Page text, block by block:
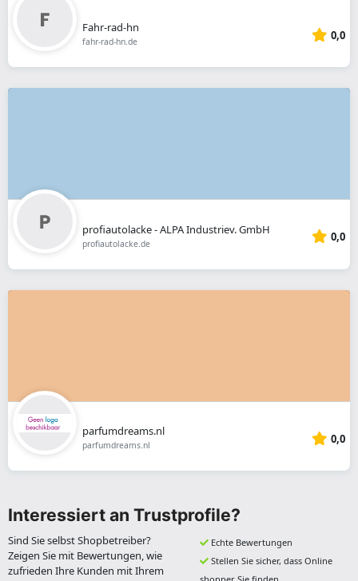
Fahr-rad-hn
fahr-rad-hn.de 0,0
profiautolacke - ALPA Industriev. GmbH
profiautolacke.de 0,0
parfumdreams.nl
parfumdreams.nl 0,0
Interessiert an Trustprofile?
Sind Sie selbst Shopbetreiber?
Zeigen Sie mit Bewertungen, wie
zufrieden Ihre Kunden mit Ihrem
Echte Bewertungen
Stellen Sie sicher, dass Online